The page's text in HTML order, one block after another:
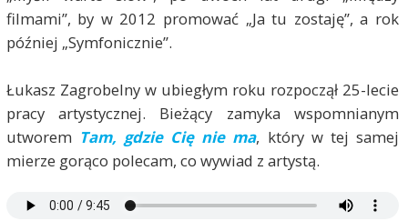
filmami”, by w 2012 promować „Ja tu zostaję”, a rok
później „Symfonicznie”.
Łukasz Zagrobelny w ubiegłym roku rozpoczął 25-lecie
pracy artystycznej. Bieżący zamyka wspomnianym
utworem Tam, gdzie Cię nie ma, który w tej samej
mierze gorąco polecam, co wywiad z artystą.